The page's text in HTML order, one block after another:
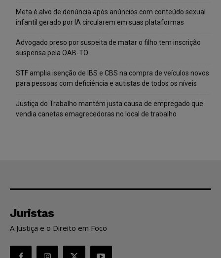
Meta é alvo de denúncia após anúncios com conteúdo sexual
infantil gerado por IA circularem em suas plataformas
Advogado preso por suspeita de matar o filho tem inscrição
suspensa pela OAB-TO
STF amplia isenção de IBS e CBS na compra de veículos novos
para pessoas com deficiência e autistas de todos os níveis
Justiça do Trabalho mantém justa causa de empregado que
vendia canetas emagrecedoras no local de trabalho
Juristas
A Justiça e o Direito em Foco